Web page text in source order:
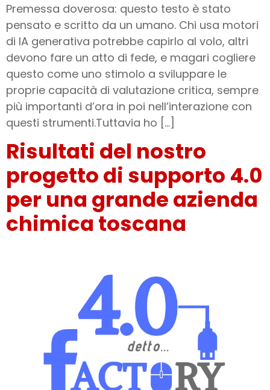
Premessa doverosa: questo testo è stato
pensato e scritto da un umano. Chi usa motori
di IA generativa potrebbe capirlo al volo, altri
devono fare un atto di fede, e magari cogliere
questo come uno stimolo a sviluppare le
proprie capacità di valutazione critica, sempre
più importanti d’ora in poi nell’interazione con
questi strumenti.Tuttavia ho […]
Risultati del nostro
progetto di supporto 4.0
per una grande azienda
chimica toscana